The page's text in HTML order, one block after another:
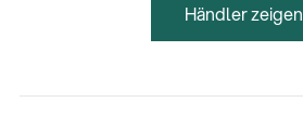
Händler zeigen